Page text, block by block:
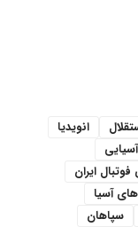
انویدیا
ایران
آسیا
سپاهان